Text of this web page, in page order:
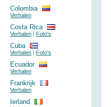
Colombia
Verhalen
Costa Rica
Verhalen | Foto's
Cuba
Verhalen | Foto's
Ecuador
Verhalen
Frankrijk
Verhalen
Ierland